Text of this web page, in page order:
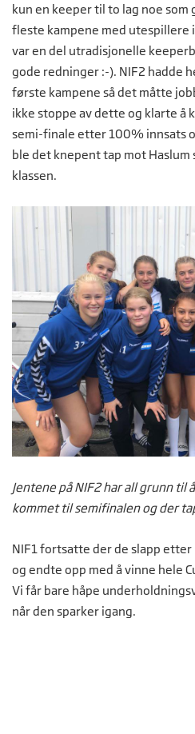
kun en keeper til to lag noe som
fleste kampene med utespillere
var en del utradisjonelle
gode redninger :-). NIF2 hadde
første kampene så det måtte
ikke stoppe av dette og klarte å
semi-finale etter 100% innsats
ble det knepent tap mot Haslum
klassen.
Jentene på NIF2 har all grunn
kommet til semifinalen og der
NIF1 fortsatte der de slapp
og endte opp med å vinne hele
Vi får bare håpe
når den sparker igang.